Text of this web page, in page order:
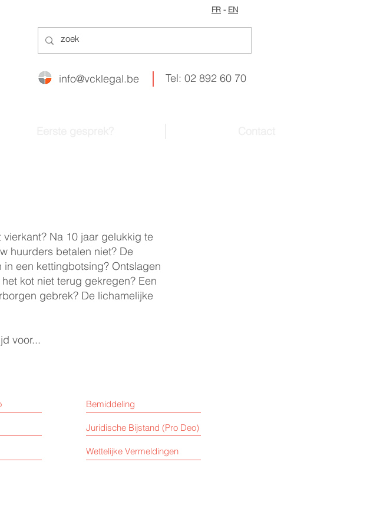
FR - EN
info@vcklegal.be Tel: 02 892 60 70
Na 10 jaar gelukkig te
huurders betalen niet? De
een kettingbotsing? Ontslagen
kot niet terug gekregen? Een
gebrek? De lichamelijke
voor...
Bemiddeling
Juridische Bijstand (Pro Deo)
Wettelijke Vermeldingen